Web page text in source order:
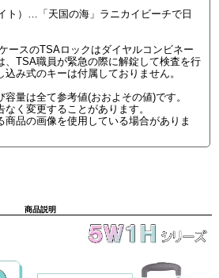
ト）…「天国の海」ラニカイビーチで日
ースのTSAロックはダイヤルコンビネー
、TSA職員が緊急の際に解錠して検査を行
み式のキーは付属しておりません。
量は全て参考値(おおよその値)です。
く変更することがあります。
品の画像を使用している場合がありま
商品説明